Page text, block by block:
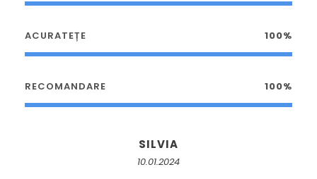
ACURATEȚE 100%
RECOMANDARE 100%
SILVIA
10.01.2024